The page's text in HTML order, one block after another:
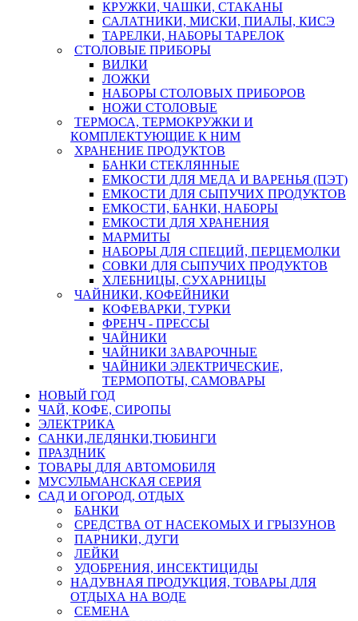
КРУЖКИ, ЧАШКИ, СТАКАНЫ
САЛАТНИКИ, МИСКИ, ПИАЛЫ, КИСЭ
ТАРЕЛКИ, НАБОРЫ ТАРЕЛОК
СТОЛОВЫЕ ПРИБОРЫ
ВИЛКИ
ЛОЖКИ
НАБОРЫ СТОЛОВЫХ ПРИБОРОВ
НОЖИ СТОЛОВЫЕ
ТЕРМОСА, ТЕРМОКРУЖКИ И
КОМПЛЕКТУЮЩИЕ К НИМ
ХРАНЕНИЕ ПРОДУКТОВ
БАНКИ СТЕКЛЯННЫЕ
ЕМКОСТИ ДЛЯ МЕДА И ВАРЕНЬЯ (ПЭТ)
ЕМКОСТИ ДЛЯ СЫПУЧИХ ПРОДУКТОВ
ЕМКОСТИ, БАНКИ, НАБОРЫ
ЕМКОСТИ ДЛЯ ХРАНЕНИЯ
МАРМИТЫ
НАБОРЫ ДЛЯ СПЕЦИЙ, ПЕРЦЕМОЛКИ
СОВКИ ДЛЯ СЫПУЧИХ ПРОДУКТОВ
ХЛЕБНИЦЫ, СУХАРНИЦЫ
ЧАЙНИКИ, КОФЕЙНИКИ
КОФЕВАРКИ, ТУРКИ
ФРЕНЧ - ПРЕССЫ
ЧАЙНИКИ
ЧАЙНИКИ ЗАВАРОЧНЫЕ
ЧАЙНИКИ ЭЛЕКТРИЧЕСКИЕ,
ТЕРМОПОТЫ, САМОВАРЫ
НОВЫЙ ГОД
ЧАЙ, КОФЕ, СИРОПЫ
ЭЛЕКТРИКА
САНКИ,ЛЕДЯНКИ,ТЮБИНГИ
ПРАЗДНИК
ТОВАРЫ ДЛЯ АВТОМОБИЛЯ
МУСУЛЬМАНСКАЯ СЕРИЯ
САД И ОГОРОД, ОТДЫХ
БАНКИ
СРЕДСТВА ОТ НАСЕКОМЫХ И ГРЫЗУНОВ
ПАРНИКИ, ДУГИ
ЛЕЙКИ
УДОБРЕНИЯ, ИНСЕКТИЦИДЫ
НАДУВНАЯ ПРОДУКЦИЯ, ТОВАРЫ ДЛЯ
ОТДЫХА НА ВОДЕ
СЕМЕНА